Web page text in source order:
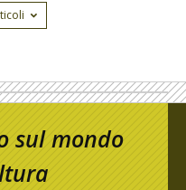
sul mondo